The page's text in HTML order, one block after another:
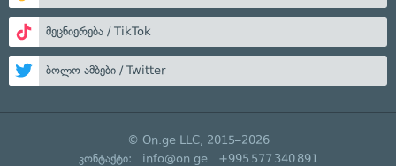
მეცნიერება / TikTok
ბოლო ამბები / Twitter
© On.ge LLC, 2015–2026
კონტაქტი: info@on.ge +995 577 340 891